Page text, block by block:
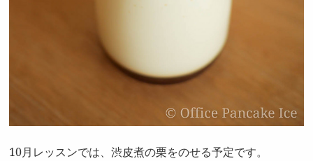
10月レッスンでは、渋皮煮の栗をのせる予定です。